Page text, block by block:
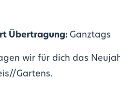
Übertragung: Ganztags
wir für dich das
Gartens.